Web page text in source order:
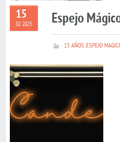
15
02 2025 Espejo
15 AÑOS,ESPEJO